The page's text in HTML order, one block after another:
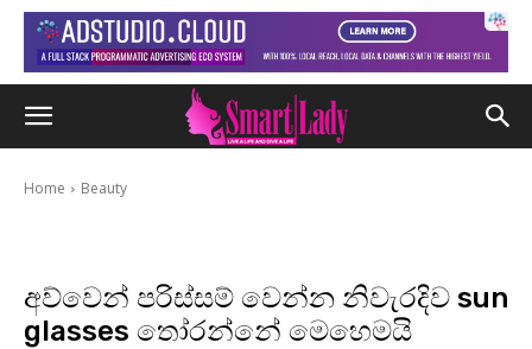
Home Beauty
අව්වෙන් පරිස්සම් වෙන්න නිවැරදිව sun
glasses තෝරන්නේ මෙහෙමයි